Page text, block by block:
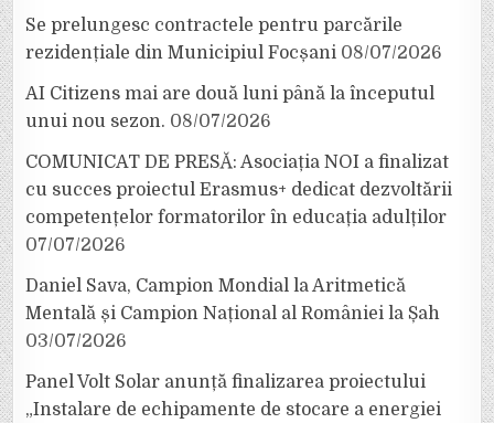
Se prelungesc contractele pentru parcările
rezidențiale din Municipiul Focșani 08/07/2026
AI Citizens mai are două luni până la începutul
unui nou sezon. 08/07/2026
COMUNICAT DE PRESĂ: Asociația NOI a finalizat
cu succes proiectul Erasmus+ dedicat dezvoltării
competențelor formatorilor în educația adulților
07/07/2026
Daniel Sava, Campion Mondial la Aritmetică
Mentală și Campion Național al României la Șah
03/07/2026
Panel Volt Solar anunță finalizarea proiectului
„Instalare de echipamente de stocare a energiei